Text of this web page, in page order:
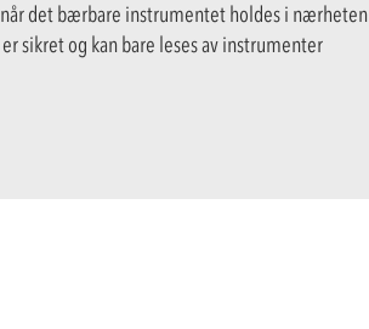
det bærbare instrumentet holdes i nærheten
sikret og kan bare leses av instrumenter